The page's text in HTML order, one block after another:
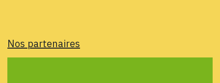
Nos partenaires